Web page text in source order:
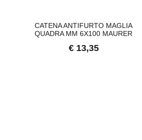
CATENA ANTIFURTO MAGLIA
QUADRA MM 6X100 MAURER
€ 13,35